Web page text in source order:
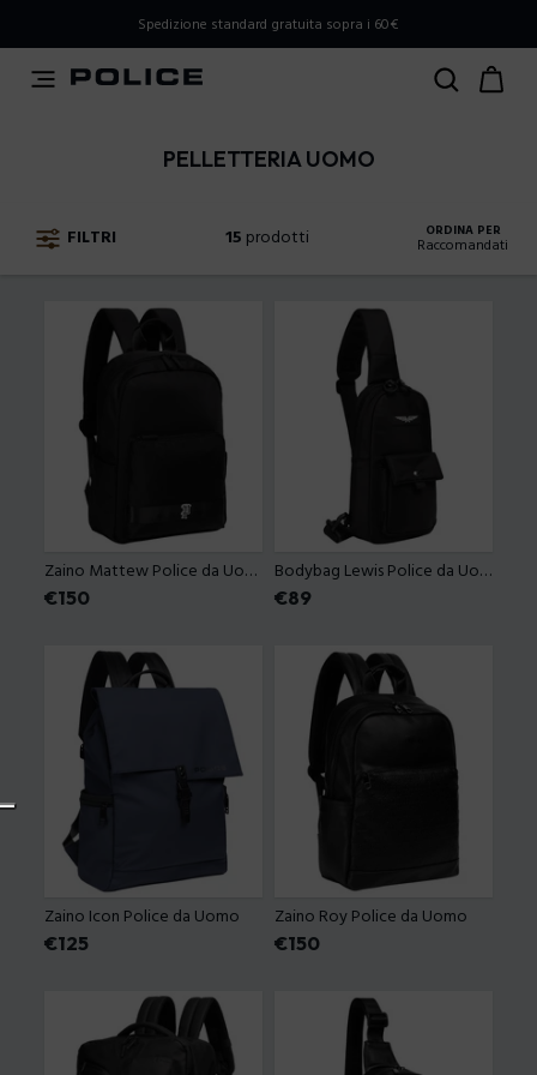
Spedizione standard gratuita sopra i 60€
PELLETTERIA UOMO
FILTRI 15 prodotti ORDINA PER
Raccomandati
Raccomandati
Prezzo ascendente
Prezzo discendente
Nuovi arrivi
Zaino Mattew Police da Uomo
Prezzo
€150
Bodybag Lewis Police da Uomo
Prezzo
€89
Zaino Icon Police da Uomo
Prezzo
€125
Zaino Roy Police da Uomo
Prezzo
€150
PLEASE SELECT YOUR MARKET
, but it appears you